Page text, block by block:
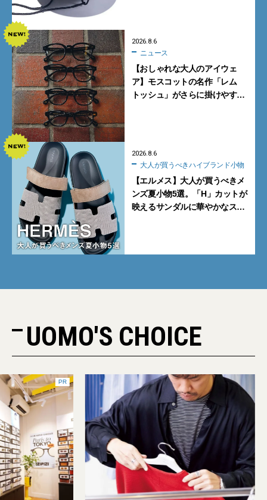
2026.8.6
ニュース
【おしゃれな大人のアイウェ
ア】モスコットの名作「レム
トッシュ」がさらに掛けやす
2026.8.6
大人が買うべきハイブランド小物
【エルメス】大人が買うべきメ
ンズ夏小物5選。「H」カットが
映えるサンダルに華やかなス
UOMO'S CHOICE
PR